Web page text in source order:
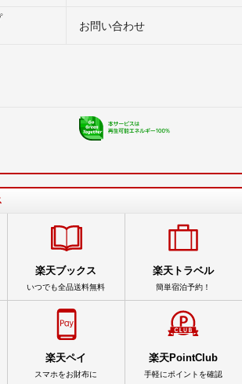
お問い合わせ
楽天ブックス
いつでも全品送料無料
楽天トラベル
簡単宿泊予約！
楽天ペイ
スマホをお財布に
楽天PointClub
手軽にポイントを確認